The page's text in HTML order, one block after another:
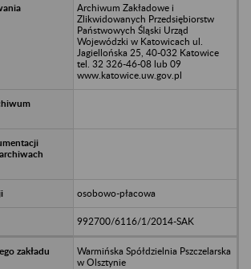
Archiwum Zakładowe i
Zlikwidowanych Przedsiębiorstw
Państwowych Śląski Urząd
Wojewódzki w Katowicach ul.
Jagiellońska 25, 40-032 Katowice
tel. 32 326-46-08 lub 09
www.katowice.uw.gov.pl
osobowo-płacowa
992700/6116/1/2014-SAK
Warmińska Spółdzielnia Pszczelarska
w Olsztynie